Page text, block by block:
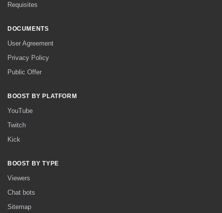
Requisites
DOCUMENTS
User Agreement
Privacy Policy
Public Offer
BOOST BY PLATFORM
YouTube
Twitch
Kick
BOOST BY TYPE
Viewers
Chat bots
Sitemap